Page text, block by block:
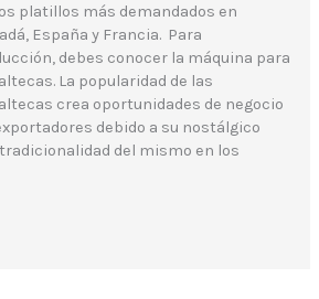
platillos más demandados en
España y Francia. Para
debes conocer la máquina para
La popularidad de las
crea oportunidades de negocio
debido a su nostálgico
del mismo en los